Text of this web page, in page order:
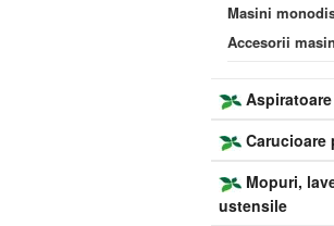
Masini
Accesorii
Carucioare
Mopuri,
ustensile